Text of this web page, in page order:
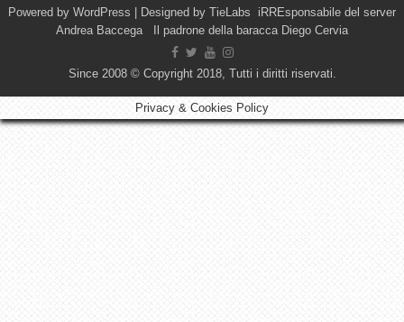
Powered by WordPress | Designed by TieLabs iRREsponsabile del server
Andrea Baccega Il padrone della baracca Diego Cervia
Since 2008 © Copyright 2018, Tutti i diritti riservati.
Privacy & Cookies Policy